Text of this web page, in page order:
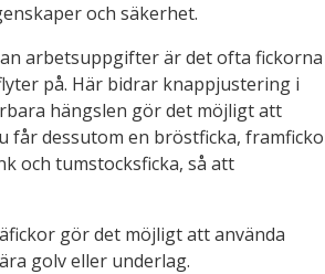
och säkerhet.
arbetsuppgifter är det ofta fickorna
på. Här bidrar knappjustering i
hängslen gör det möjligt att
får dessutom en bröstficka,
och tumstocksficka, så att
gör det möjligt att använda
golv eller underlag.